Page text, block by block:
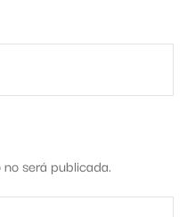
será publicada.